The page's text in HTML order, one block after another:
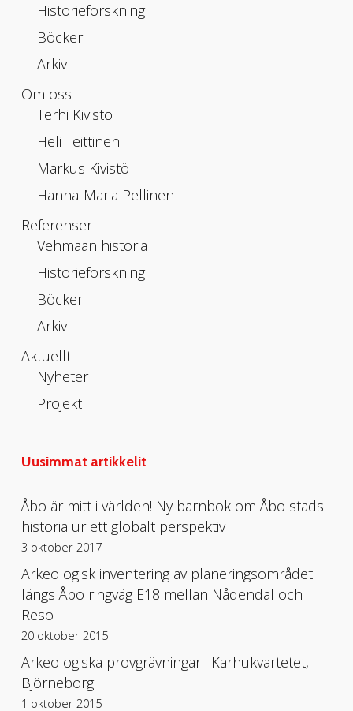
Historieforskning
Böcker
Arkiv
Om oss
Terhi Kivistö
Heli Teittinen
Markus Kivistö
Hanna-Maria Pellinen
Referenser
Vehmaan historia
Historieforskning
Böcker
Arkiv
Aktuellt
Nyheter
Projekt
Uusimmat artikkelit
Åbo är mitt i världen! Ny barnbok om Åbo stads
historia ur ett globalt perspektiv
3 oktober 2017
Arkeologisk inventering av planeringsområdet
längs Åbo ringväg E18 mellan Nådendal och
Reso
20 oktober 2015
Arkeologiska provgrävningar i Karhukvartetet,
Björneborg
1 oktober 2015